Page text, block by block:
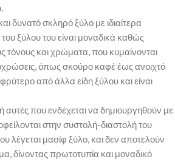
δυνατό σκληρό ξύλο με ιδιαίτερα
ξύλου του είναι μοναδικά καθώς
και χρώματα, που κυμαίνονται
όπως σκούρο καφέ έως ανοιχτό
από άλλα είδη ξύλου και είναι
που ενδέχεται να δημιουργηθούν με
στην συστολή-διαστολή του
λέγεται μασίφ ξύλο, και δεν αποτελούν
δίνοντας πρωτοτυπία και μοναδικό